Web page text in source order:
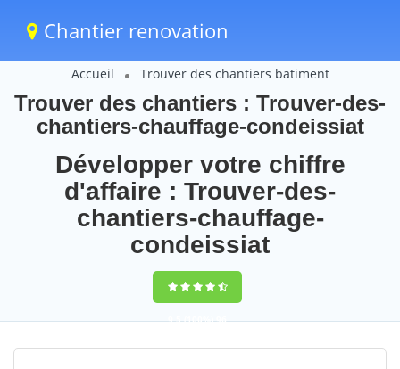
Chantier renovation
Accueil Trouver des chantiers batiment
Trouver des chantiers : Trouver-des-
chantiers-chauffage-condeissiat
Développer votre chiffre
d'affaire : Trouver-des-
chantiers-chauffage-
condeissiat
9,5(100%)96
votes